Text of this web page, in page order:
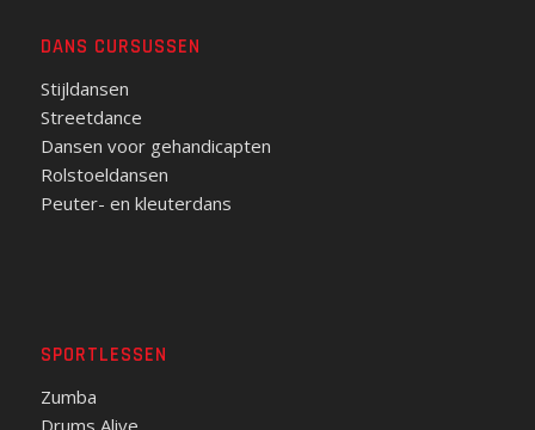
DANS CURSUSSEN
Stijldansen
Streetdance
Dansen voor gehandicapten
Rolstoeldansen
Peuter- en kleuterdans
SPORTLESSEN
Zumba
Drums Alive